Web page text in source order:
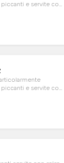
e servite con
e servite con